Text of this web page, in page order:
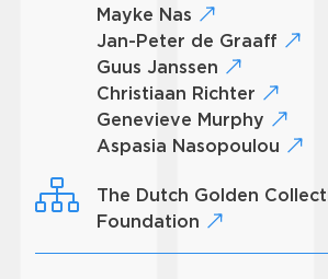
Mayke Nas
Jan-Peter de Graaff
Guus Janssen
Christiaan Richter
Genevieve Murphy
Aspasia Nasopoulou
The Dutch Golden Collection
Foundation